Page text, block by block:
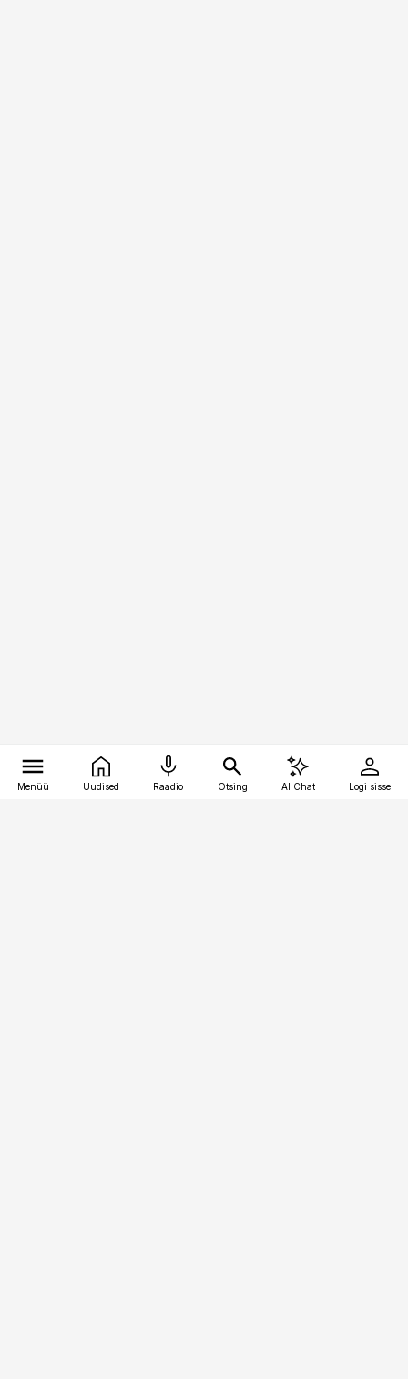
Menüü Uudised Raadio Otsing AI Chat Logi sisse